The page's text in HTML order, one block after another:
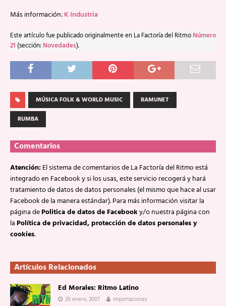
Más información:K Industria
Este artículo fue publicado originalmente en La Factoría del Ritmo Número
21 (sección: Novedades).
MÚSICA FOLK & WORLD MUSIC
RAMUNET
RUMBA
Comentarios
Atención:El sistema de comentarios de La Factoría del Ritmo está
integrado en Facebook y si los usas, este servicio recogerá y hará
tratamiento de datos de datos personales (el mismo que hace al usar
Facebook de la manera estándar). Para más información visitar la
página dePolitica de datos de Facebooky/o nuestra página con
laPolítica de privacidad, protección de datos personales y
cookies.
Artículos Relacionados
Ed Morales: Ritmo Latino
29 enero, 2007 importaciones